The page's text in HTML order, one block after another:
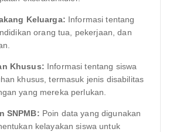
Keluarga: Informasi tentang
orang tua, pekerjaan, dan
Khusus: Informasi tentang siswa
khusus, termasuk jenis disabilitas
yang mereka perlukan.
SNPMB: Poin data yang digunakan
kelayakan siswa untuk